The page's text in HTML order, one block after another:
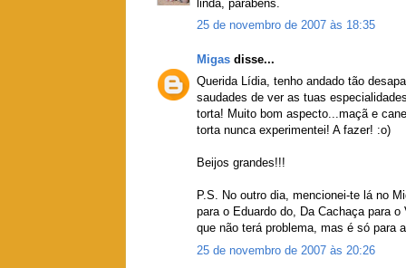
linda, parabéns.
25 de novembro de 2007 às 18:35
Migas disse...
Querida Lídia, tenho andado tão
saudades de ver as tuas
torta! Muito bom aspecto...maçã e
torta nunca experimentei! A fazer! :o)
Beijos grandes!!!
P.S. No outro dia, mencionei-te lá no
para o Eduardo do, Da Cachaça para
que não terá problema, mas é só para
25 de novembro de 2007 às 20:26